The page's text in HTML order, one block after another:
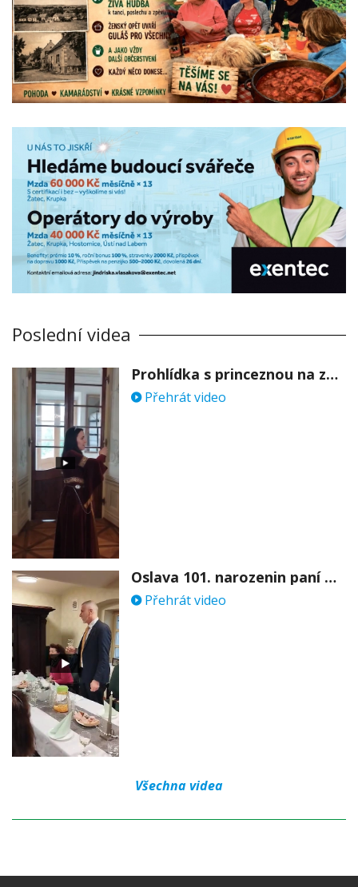
Poslední videa
Prohlídka s princeznou na zámku Stekník
Přehrát video
Oslava 101. narozenin paní Věry Skořepové
Přehrát video
Všechna videa